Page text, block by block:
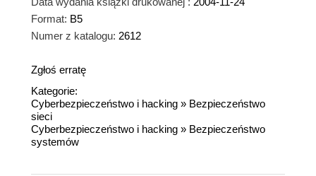
Format: B5
Numer z katalogu: 2612
Zgłoś erratę
Kategorie:
Cyberbezpieczeństwo i hacking » Bezpieczeństwo
sieci
Cyberbezpieczeństwo i hacking » Bezpieczeństwo
systemów